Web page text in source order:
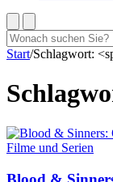
Suchen
nach:
Start/Schlagwort:
Filme und Serien